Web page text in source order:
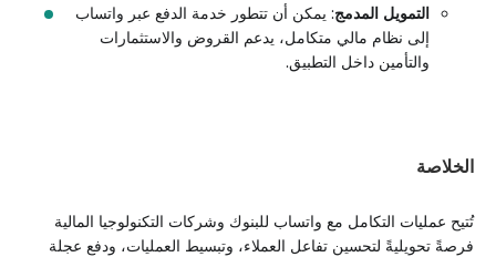
التمويل المدمج: يمكن أن تتطور خدمة الدفع عبر واتساب
إلى نظام مالي متكامل، يدعم القروض والاستثمارات
والتأمين داخل التطبيق.
الخلاصة
تُتيح عمليات التكامل مع واتساب للبنوك وشركات التكنولوجيا المالية
فرصةً تحويليةً لتحسين تفاعل العملاء، وتبسيط العمليات، ودفع عجلة